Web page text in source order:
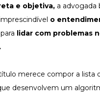
e objetiva, a advogada
o
lidar com problemas
merece compor a lista
desenvolvem um